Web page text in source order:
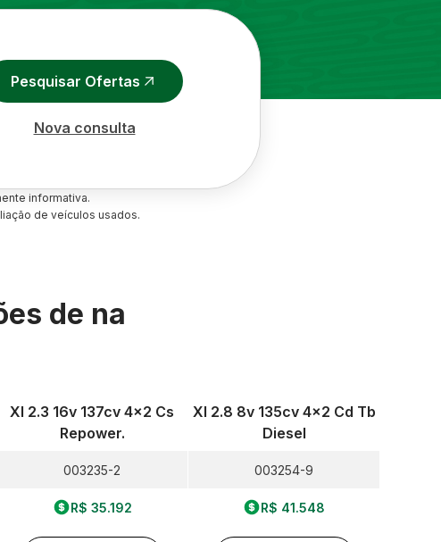
Pesquisar Ofertas
Nova consulta
informativa.
de veículos usados.
de na
Xl 2.3 16v 137cv 4x2 Cs
Repower.
003235-2
R$ 35.192
Xl 2.8 8v 135cv 4x2 Cd Tb
Diesel
003254-9
R$ 41.548